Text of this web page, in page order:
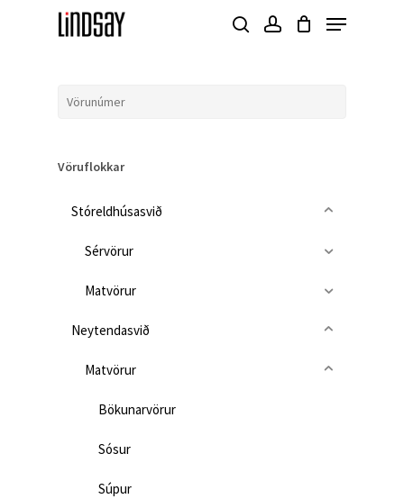
Menu
Vöruflokkar
Stóreldhúsasvið
Sérvörur
Matvörur
Neytendasvið
Matvörur
Bökunarvörur
Sósur
Súpur